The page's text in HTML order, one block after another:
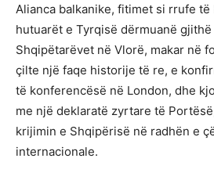
Alianca balkanike, fitimet si rrufe
hutuarët e Tyrqisë dërmuanë
Shqipëtarëvet në Vlorë, makar në
çilte një faqe historije të re, e
të konferencësë në London, dhe
me një deklaratë zyrtare të
krijimin e Shqipërisë në radhën e
internacionale.